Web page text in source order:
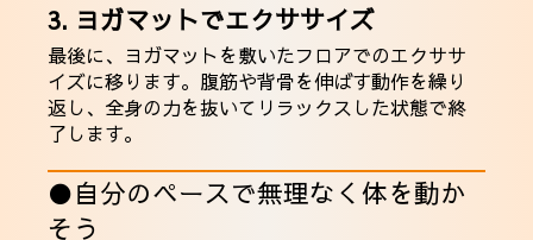
3. ヨガマットでエクササイズ
最後に、ヨガマットを敷いたフロアでのエクササ
イズに移ります。腹筋や背骨を伸ばす動作を繰り
返し、全身の力を抜いてリラックスした状態で終
了します。
●自分のペースで無理なく体を動か
そう